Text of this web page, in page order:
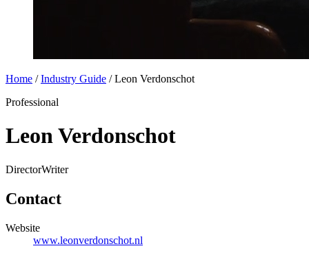
Home / Industry Guide / Leon Verdonschot
Professional
Leon Verdonschot
DirectorWriter
Contact
Website
www.leonverdonschot.nl